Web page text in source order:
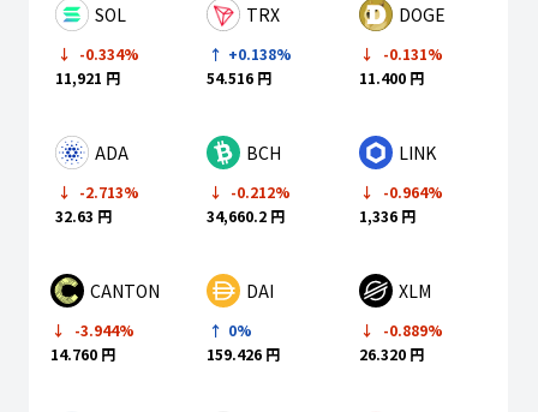
2 円
SOL
-0.334%
11,921 円
TRX
+0.138%
54.516 円
DOGE
-0.131%
11.400 円
ADA
-2.713%
32.63 円
BCH
-0.212%
34,660.2 円
LINK
-0.964%
1,336 円
CANTON
-3.944%
14.760 円
DAI
0%
159.426 円
XLM
-0.889%
26.320 円